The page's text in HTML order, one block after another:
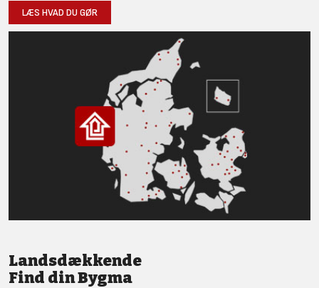
LÆS HVAD DU GØR
Landsdækkende
Find din Bygma